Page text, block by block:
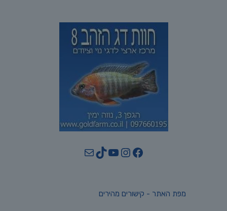
Facebook
Instagram
YouTube
TikTok
Mail
מפת האתר - קישורים מהירים